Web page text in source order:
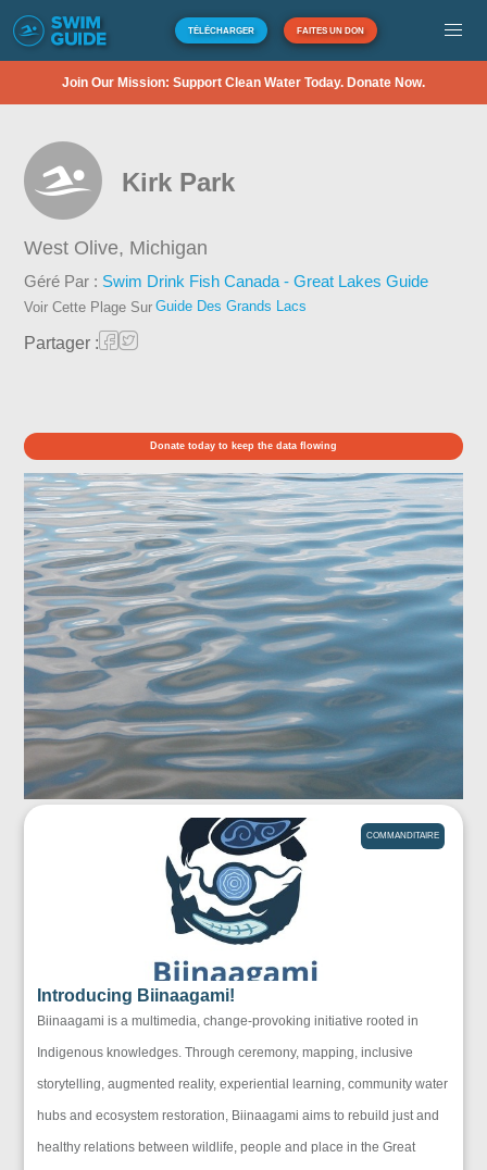
TÉLÉCHARGER FAITES UN DON
Join Our Mission: Support Clean Water Today. Donate Now.
Kirk Park
West Olive, Michigan
Géré Par : Swim Drink Fish Canada - Great Lakes Guide
Voir Cette Plage Sur Guide Des Grands Lacs
Partager :
Donate today to keep the data flowing
COMMANDITAIRE
Introducing Biinaagami!
Biinaagami is a multimedia, change-provoking initiative rooted in
Indigenous knowledges. Through ceremony, mapping, inclusive
storytelling, augmented reality, experiential learning, community water
hubs and ecosystem restoration, Biinaagami aims to rebuild just and
healthy relations between wildlife, people and place in the Great